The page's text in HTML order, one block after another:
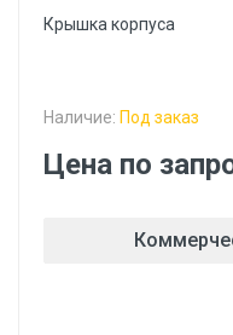
Крышка корпуса
Наличие: Под заказ
Цена по